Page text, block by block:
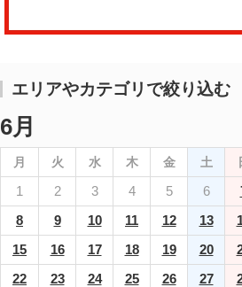
エリアやカテゴリで絞り込む
6月
月 火 水 木 金 土
1 2 3 4 5 6
8
9 10 11 12 13
15
16 17 18 19 20
22
23 24 25 26 27